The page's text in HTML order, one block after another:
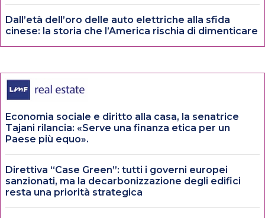
Dall’età dell’oro delle auto elettriche alla sfida
cinese: la storia che l’America rischia di dimenticare
Economia sociale e diritto alla casa, la senatrice
Tajani rilancia: «Serve una finanza etica per un
Paese più equo».
Direttiva “Case Green”: tutti i governi europei
sanzionati, ma la decarbonizzazione degli edifici
resta una priorità strategica